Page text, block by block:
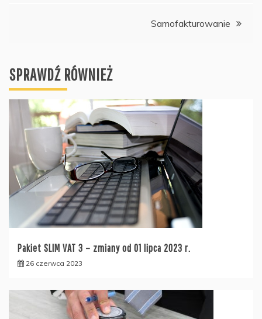
Samofakturowanie
SPRAWDŹ RÓWNIEŻ
Pakiet SLIM VAT 3 – zmiany od 01 lipca 2023 r.
26 czerwca 2023